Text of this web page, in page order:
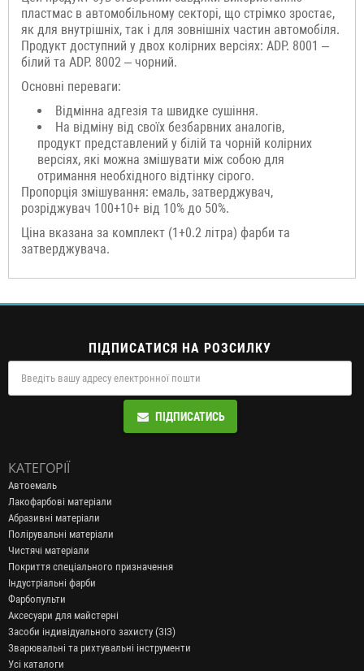
пластмас в автомобільному секторі, що стрімко зростає,
як для внутрішніх, так і для зовнішніх частин автомобіля.
Продукт доступний у двох колірних версіях: ADP. 8001 –
білий та ADP. 8002 – чорний.
Основні переваги:
Відмінна адгезія та швидке сушіння.
На відміну від своїх безбарвних аналогів,
продукт представлений у білій та чорній колірних
версіях, які можна змішувати між собою для
отримання необхідного відтінку сірого.
Пропорція змішування: емаль, затверджувач,
розріджувач 100+10+ від 10% до 50%.
Ціна вказана за комплект (1+0.2 літра) фарби та
затверджувача.
ПІДПИСАТИСЯ НА РОЗСИЛКУ
ПІДПИСАТИСЬ
КАТЕГОРІЇ
Автоемаль
Лакофарбові матеріали
Абразивні матеріали
Полірувальні матеріали
Чистячі матеріали
Покриття спеціального призначення
Індустріальні фарби
Фарбопульти
Аксесуари для майстерні
Засоби індивідуального захисту (ЗІЗ)
Зварювальні та рихтувальні інструменти
Усі каталоги